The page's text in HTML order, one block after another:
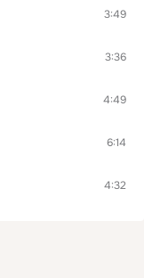
3:49
3:36
4:49
6:14
4:32